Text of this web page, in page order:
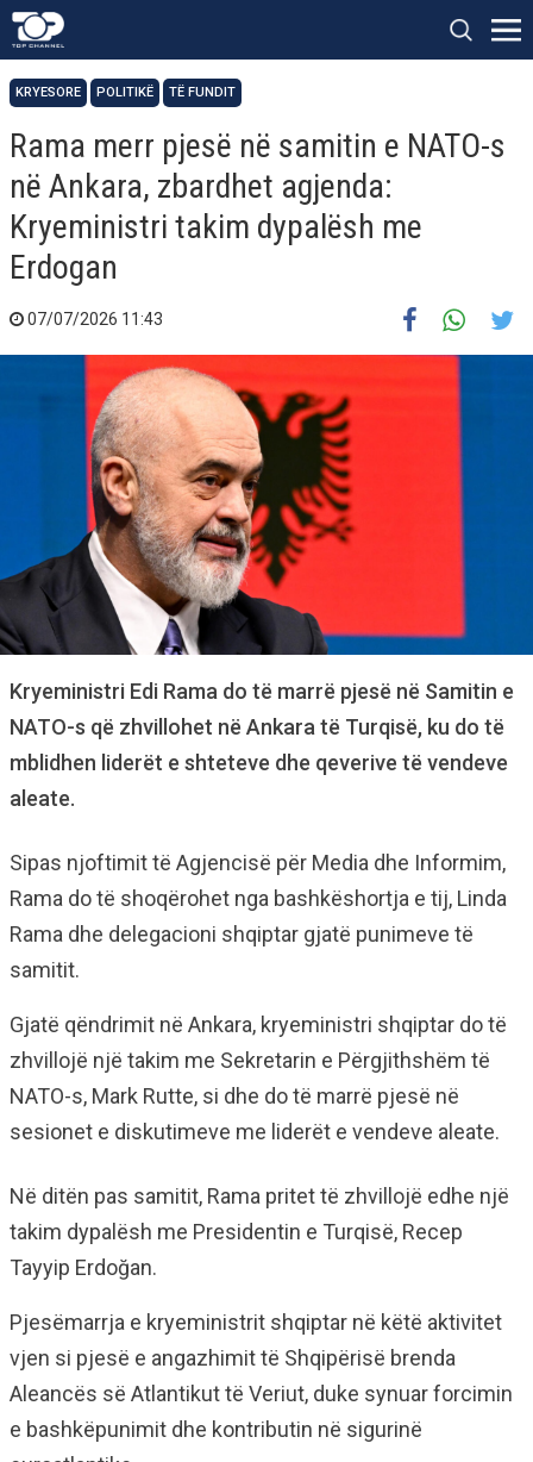
KRYESORE POLITIKË TË FUNDIT
Rama merr pjesë në samitin e NATO-s
në Ankara, zbardhet agjenda:
Kryeministri takim dypalësh me
Erdogan
07/07/2026 11:43
Kryeministri Edi Rama do të marrë pjesë në Samitin e
NATO-s që zhvillohet në Ankara të Turqisë, ku do të
mblidhen liderët e shteteve dhe qeverive të vendeve
aleate.
Sipas njoftimit të Agjencisë për Media dhe Informim,
Rama do të shoqërohet nga bashkëshortja e tij, Linda
Rama dhe delegacioni shqiptar gjatë punimeve të
samitit.
Gjatë qëndrimit në Ankara, kryeministri shqiptar do të
zhvillojë një takim me Sekretarin e Përgjithshëm të
NATO-s, Mark Rutte, si dhe do të marrë pjesë në
sesionet e diskutimeve me liderët e vendeve aleate.
Në ditën pas samitit, Rama pritet të zhvillojë edhe një
takim dypalësh me Presidentin e Turqisë, Recep
Tayyip Erdoğan.
Pjesëmarrja e kryeministrit shqiptar në këtë aktivitet
vjen si pjesë e angazhimit të Shqipërisë brenda
Aleancës së Atlantikut të Veriut, duke synuar forcimin
e bashkëpunimit dhe kontributin në sigurinë